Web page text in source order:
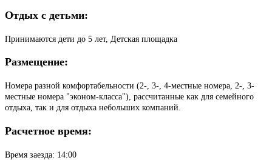
Отдых с детьми:
Принимаются дети до 5 лет, Детская площадка
Размещение:
Номера разной комфортабельности (2-, 3-, 4-местные номера, 2-, 3-
местные номера "эконом-класса"), рассчитанные как для семейного
отдыха, так и для отдыха небольших компаний.
Расчетное время:
Время заезда: 14:00